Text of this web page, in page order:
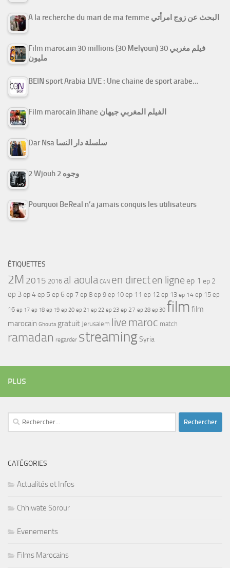
A la recherche du mari de ma femme البحث عن زوج امرأتي
Film marocain 30 millions (30 Melyoun) فيلم مغربي 30
مليون
BEIN sport Arabia LIVE : Une chaine de sport arabe…
Film marocain Jihane الفيلم المغربي جيهان
Dar Nsa سلسلة دار النسا
2 Wjouh 2 وجوه
Pourquoi BeReal n’a jamais conquis les utilisateurs
ÉTIQUETTES
2M 2015 2016 al aoula CAN en directen ligne ep 1 ep 2
ep 3ep 4ep 5 ep 6 ep 7 ep 8 ep 9 ep 10 ep 11 ep 12 ep 13 ep 14 ep 15 ep
16 ep 17 ep 18 ep 19 ep 20 ep 21 ep 22 ep 23 ep 27 ep 28 ep 30 film film
marocain Ghouta gratuit Jerusalem live maroc match
ramadan regarder streamingSyria
PLUS
Rechercher :
CATÉGORIES
Actualités et Infos
Chhiwate Sorour
Evenements
Films Marocains